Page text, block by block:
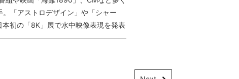
「アストロデザイン」や「シャー
初の「8K」展で水中映像表現を発表